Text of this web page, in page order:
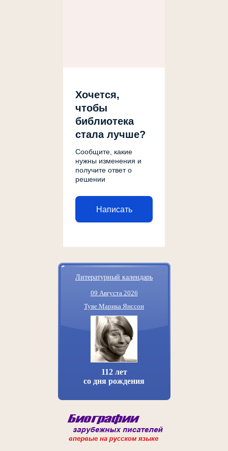
Хочется,
чтобы
библиотека
стала лучше?
Сообщите, какие
нужны изменения и
получите ответ о
решении
Написать
Литературный календарь
09 Августа 2026
Туве Марика Янссон
112 лет
со дня рождения